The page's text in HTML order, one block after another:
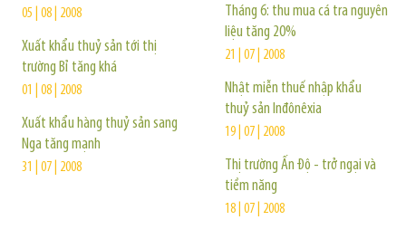
05 | 08 | 2008
Xuất khẩu thuỷ sản tới thị
trường Bỉ tăng khá
01 | 08 | 2008
Xuất khẩu hàng thuỷ sản sang
Nga tăng mạnh
31 | 07 | 2008
Tháng 6: thu mua cá tra nguyên
liệu tăng 20%
21 | 07 | 2008
Nhật miễn thuế nhập khẩu
thuỷ sản Inđônêxia
19 | 07 | 2008
Thị trường Ấn Độ - trở ngại và
tiềm năng
18 | 07 | 2008